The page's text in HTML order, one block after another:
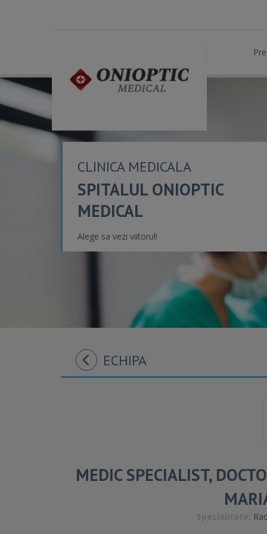
CLINICA MEDICALA
SPITALUL ONIOPTIC
MEDICAL
Alege sa vezi viitorul!
ECHIPA
MEDIC SPECIALIST,